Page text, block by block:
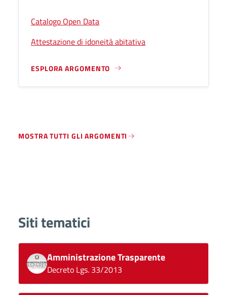
Catalogo Open Data
Attestazione di idoneità abitativa
ESPLORA ARGOMENTO
MOSTRA TUTTI GLI ARGOMENTI
Siti tematici
Amministrazione Trasparente
Decreto Lgs. 33/2013